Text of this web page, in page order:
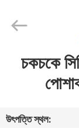
বাড়ি
Accessories
Co.,Ltd.
চকচকে
উৎপত্তি স্থল: